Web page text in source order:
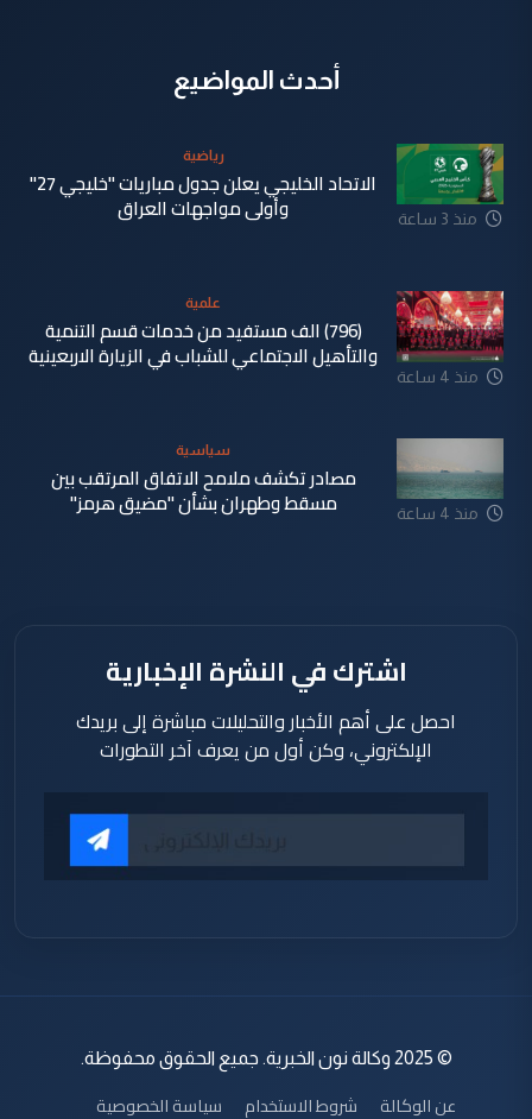
أحدث المواضيع
منذ 3 ساعة
رياضية
الاتحاد الخليجي يعلن جدول مباريات "خليجي 27"
وأولى مواجهات العراق
منذ 4 ساعة
علمية
(796) الف مستفيد من خدمات قسم التنمية
والتأهيل الاجتماعي للشباب في الزيارة الاربعينية
منذ 4 ساعة
سياسية
مصادر تكشف ملامح الاتفاق المرتقب بين
مسقط وطهران بشأن "مضيق هرمز"
اشترك في النشرة الإخبارية
احصل على أهم الأخبار والتحليلات مباشرة إلى بريدك
الإلكتروني، وكن أول من يعرف آخر التطورات
© 2025 وكالة نون الخبرية. جميع الحقوق محفوظة.
عن الوكالة شروط الاستخدام
سياسة الخصوصية